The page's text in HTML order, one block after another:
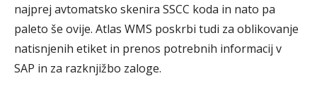
najprej avtomatsko skenira SSCC koda in nato pa
paleto še ovije. Atlas WMS poskrbi tudi za oblikovanje
natisnjenih etiket in prenos potrebnih informacij v
SAP in za razknjižbo zaloge.